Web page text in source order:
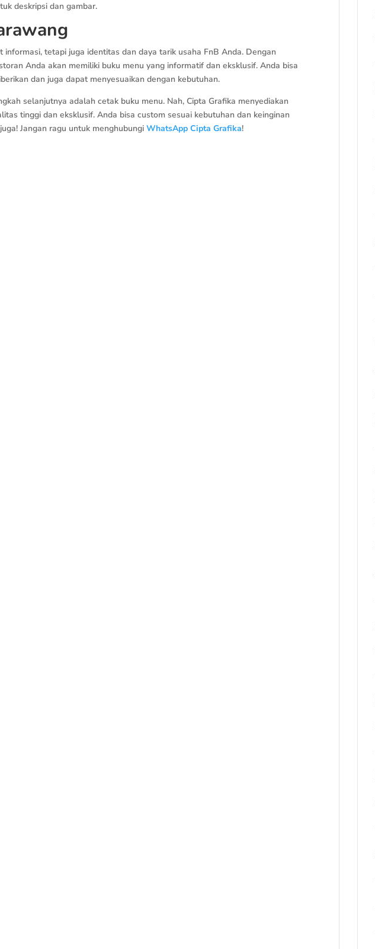
deskripsi dan gambar.
tetapi juga identitas dan daya tarik usaha FnB Anda. Dengan
Anda akan memiliki buku menu yang informatif dan eksklusif. Anda bisa
dan juga dapat menyesuaikan dengan kebutuhan.
selanjutnya adalah cetak buku menu. Nah, Cipta Grafika menyediakan
tinggi dan eksklusif. Anda bisa custom sesuai kebutuhan dan keinginan
Jangan ragu untuk menghubungiWhatsApp Cipta Grafika!